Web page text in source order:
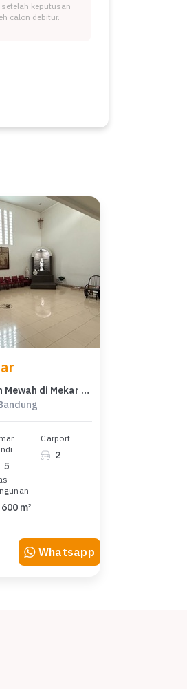
keputusan
calon debitur.
For Sale rumah Mewah di Mekar Wangi, Bandung - LT 484m²
5
Carport
2
600 m²
Whatsapp